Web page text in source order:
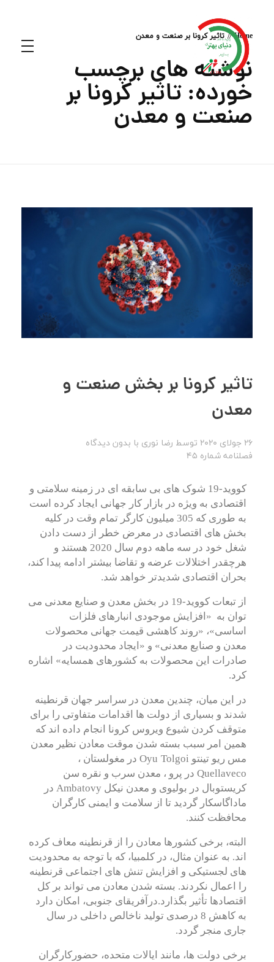
Home تاثیر کرونا بر صنعت و معدن
نوشته های برچسب
خورده: تاثیر کرونا بر
صنعت و معدن
تاثیر کرونا بر بخش صنعت و
معدن
26 جولای 2020 توسط رضا نوری با بدون دیدگاه
فصلنامه شماره 45
کووید-19 شوک های بی سابقه ای در زمینه سلامتی و
اقتصادی به ویژه در بازار کار جهانی ایجاد کرده است
به طوری که 305 میلیون کارگر تمام وقت در کلیه
بخش های اقتصادی در معرض خطر از دست دادن
شغل خود در سه ماهه دوم سال 2020 هستند و
هرچقدر اختلالات عرضه و تقاضا بیشتر ادامه پیدا کند،
بحران اقتصادی شدیدتر خواهد شد.
از تبعات کووید-19 در بخش معدن و صنایع معدنی می
توان به «افزایش موجودی انبارهای فلزات
اساسی»، «روند کاهشی قیمت جهانی محصولات
معدن و صنایع معدنی» و «ایجاد محدودیت در
صادرات این محصولات به کشورهای همسایه» اشاره
کرد.
در این میان، چندین معدن در سراسر جهان قرنطینه
شدند و بسیاری از دولت ها اقدامات متفاوتی را برای
متوقف کردن شیوع ویروس کرونا انجام داده اند که
همین امر سبب بسته شدن موقت معادن نظیر معدن
مس ریو تینتو Oyu Tolgoi در مغولستان ،
Quellaveco در پرو ، معدن سرب و نقره سن
کریستوبال در بولیوی و معدن نیکل Ambatovy در
ماداگاسکار گردید تا از سلامت و ایمنی کارگران
محافظت کنند.
البته، برخی کشورها معادن را از قرنطینه معاف کرده
اند. به عنوان مثال، در کلمبیا، که با توجه به محدودیت
های لجستیکی و افزایش تنش های اجتماعی قرنطینه
را اعمال نکردند. بسته شدن معادن می تواند بر کل
اقتصادها تأثیر بگذارد.درآفریقای جنوبی، امکان دارد
به کاهش 8 درصدی تولید ناخالص داخلی در سال
جاری منجر گردد.
برخی دولت ها، مانند ایالات متحده، حضورکارگران